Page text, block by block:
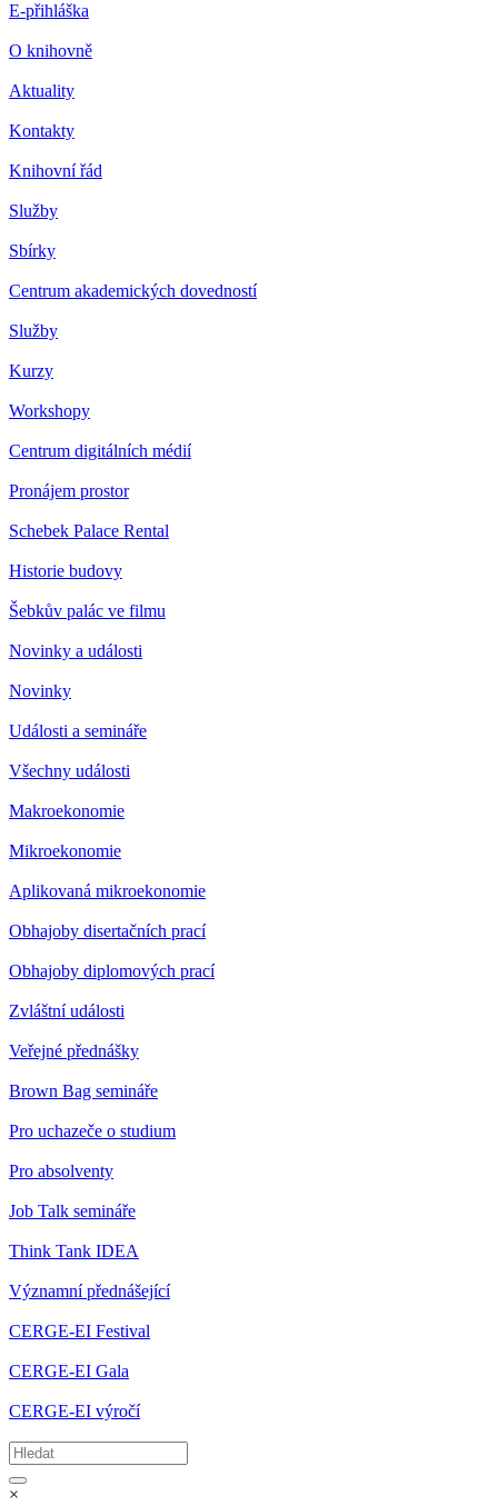
E-přihláška
O knihovně
Aktuality
Kontakty
Knihovní řád
Služby
Sbírky
Centrum akademických dovedností
Služby
Kurzy
Workshopy
Centrum digitálních médií
Pronájem prostor
Schebek Palace Rental
Historie budovy
Šebkův palác ve filmu
Novinky a události
Novinky
Události a semináře
Všechny události
Makroekonomie
Mikroekonomie
Aplikovaná mikroekonomie
Obhajoby disertačních prací
Obhajoby diplomových prací
Zvláštní události
Veřejné přednášky
Brown Bag semináře
Pro uchazeče o studium
Pro absolventy
Job Talk semináře
Think Tank IDEA
Významní přednášející
CERGE-EI Festival
CERGE-EI Gala
CERGE-EI výročí
×